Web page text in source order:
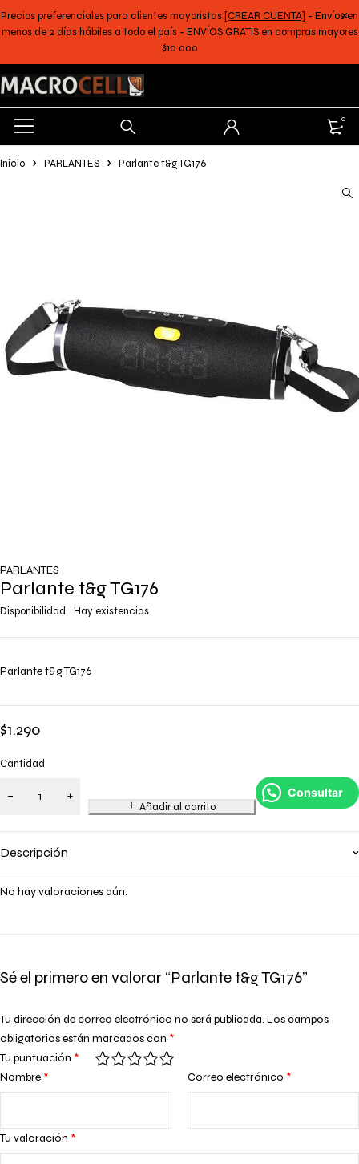
Precios preferenciales para clientes mayoristas [CREAR CUENTA] - Envíos en
menos de 2 días hábiles a todo el país - ENVÍOS GRATIS en compras mayores
$10.000
0
Inicio PARLANTES Parlante t&g TG176
PARLANTES
Parlante t&g TG176
Disponibilidad Hay existencias
Parlante t&g TG176
$1.290
Cantidad
Añadir al carrito
Consultar
Descripción
No hay valoraciones aún.
Sé el primero en valorar “Parlante t&g TG176”
Tu dirección de correo electrónico no será publicada. Los campos
obligatorios están marcados con *
Tu puntuación *
Tu valoración *
Nombre * Correo electrónico *